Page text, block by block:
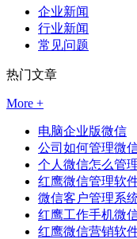
企业新闻
行业新闻
常见问题
热门文章
More +
电脑企业版微信
公司如何管理微
个人微信怎么管
红鹰微信管理软
微信客户管理系
红鹰工作手机微
红鹰微信营销软